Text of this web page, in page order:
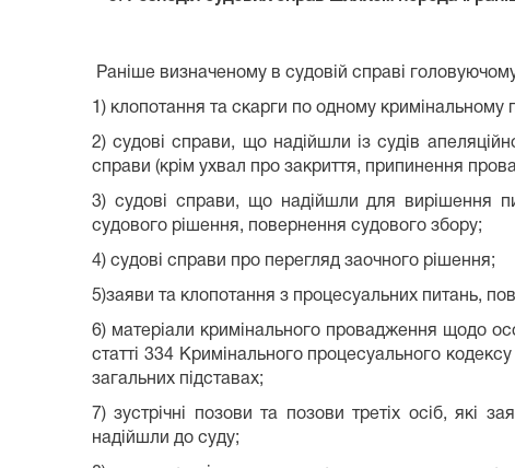
Раніше визначеному в судовій справі
1) клопотання та скарги по одному
2) судові справи, що надійшли із судів
справи (крім ухвал про закриття, припинення
3) судові справи, що надійшли для вирішення
судового рішення, повернення судового збору;
4) судові справи про перегляд заочного рішення;
5)заяви та клопотання з процесуальних питань,
6) матеріали кримінального провадження щодо
статті 334 Кримінального процесуального
загальних підставах;
7) зустрічні позови та позови третіх осіб, які
надійшли до суду;